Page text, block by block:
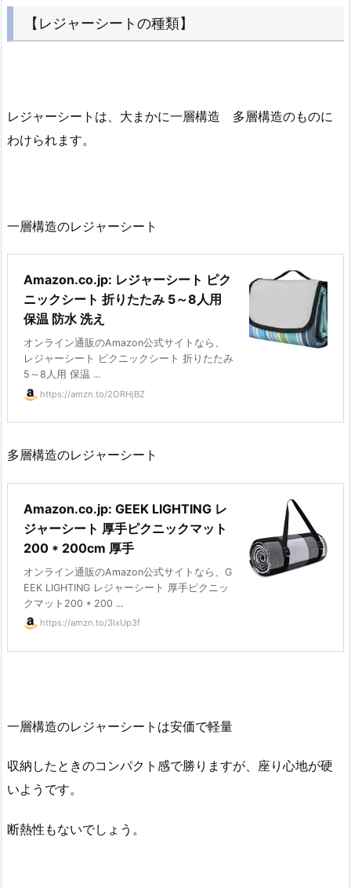
【レジャーシートの種類】
レジャーシートは、大まかに一層構造 多層構造のものに
わけられます。
一層構造のレジャーシート
Amazon.co.jp: レジャーシート ピク
ニックシート 折りたたみ 5～8人用
保温 防水 洗え
オンライン通販のAmazon公式サイトなら、
レジャーシート ピクニックシート 折りたたみ
5～8人用 保温 ...
https://amzn.to/2ORHjBZ
多層構造のレジャーシート
Amazon.co.jp: GEEK LIGHTING レ
ジャーシート 厚手ピクニックマット
200 * 200cm 厚手
オンライン通販のAmazon公式サイトなら、G
EEK LIGHTING レジャーシート 厚手ピクニッ
クマット200 * 200 ...
https://amzn.to/3lxUp3f
一層構造のレジャーシートは安価で軽量
収納したときのコンパクト感で勝りますが、座り心地が硬
いようです。
断熱性もないでしょう。